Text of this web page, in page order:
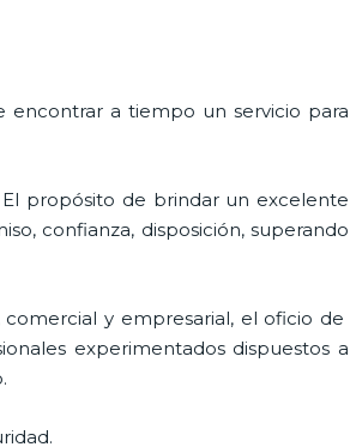
encontrar a tiempo un servicio para
propósito de brindar un excelente
confianza, disposición, superando
y empresarial, el oficio de
experimentados dispuestos a